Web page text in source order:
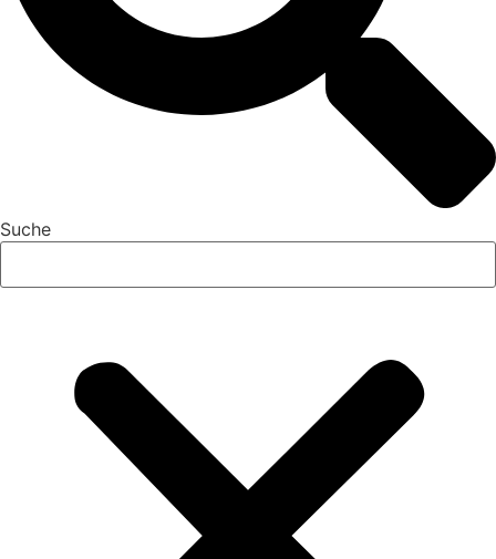
Suche